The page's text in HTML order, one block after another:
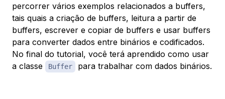
percorrer vários exemplos relacionados a buffers,
tais quais a criação de buffers, leitura a partir de
buffers, escrever e copiar de buffers e usar buffers
para converter dados entre binários e codificados.
No final do tutorial, você terá aprendido como usar
a classe
Buffer para trabalhar com dados binários.